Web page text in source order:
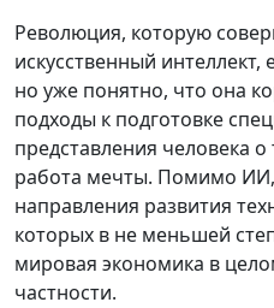
Революция, которую
искусственный
но уже понятно, что она
подходы к подготовке
представления человека о
работа мечты. Помимо ИИ,
направления развития
которых в не меньшей
мировая экономика в
частности.